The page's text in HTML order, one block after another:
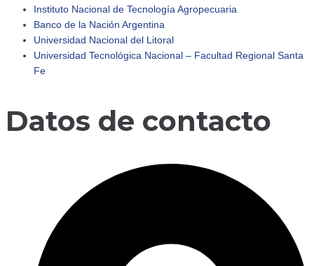
Instituto Nacional de Tecnología Agropecuaria
Banco de la Nación Argentina
Universidad Nacional del Litoral
Universidad Tecnológica Nacional – Facultad Regional Santa
Fe
Datos de contacto